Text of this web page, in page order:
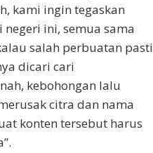
kami ingin tegaskan
ini, semua sama
salah perbuatan pasti
dicari cari
kebohongan lalu
citra dan nama
konten tersebut harus